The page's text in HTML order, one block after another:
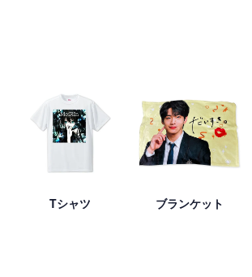
Tシャツ ブランケット